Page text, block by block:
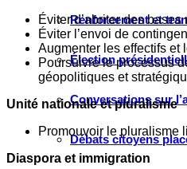
Renforcement et
Élection
Conversations sur
Débats citoyens
Éviter d’abriter des
Éviter l’envoi de
Augmenter les effectifs et
Poursuivre le processus
géopolitiques et
Unité nationale et pluralisme
Promouvoir le pluralisme
Diaspora et immigration